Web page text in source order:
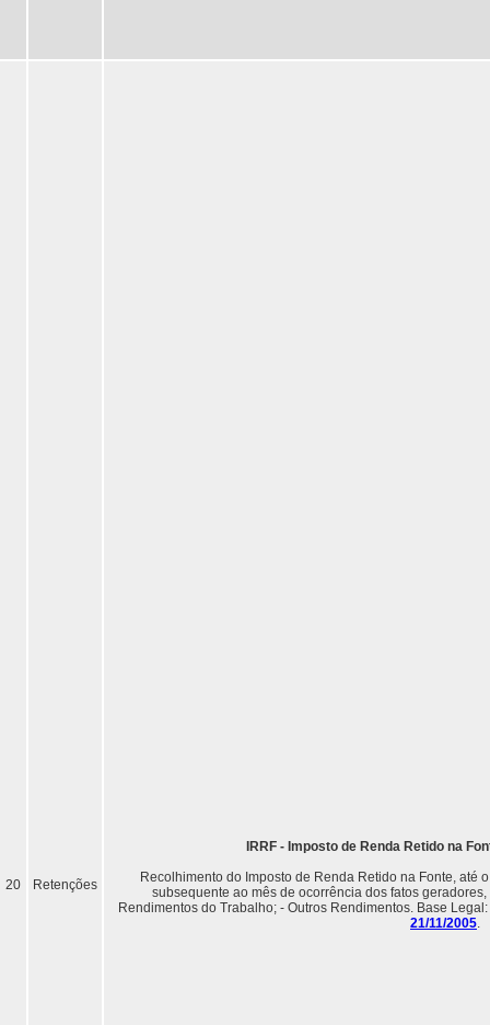
20 Retenções
IRRF - Imposto de Renda Retido na
Recolhimento do Imposto de Renda Retido na Fonte, até
subsequente ao mês de ocorrência dos fatos
Rendimentos do Trabalho; - Outros Rendimentos. Base Legal:
21/11/2005.